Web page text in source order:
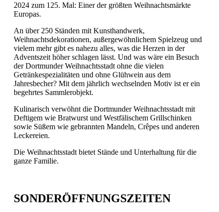
2024 zum 125. Mal: Einer der größten Weihnachtsmärkte
Europas.
An über 250 Ständen mit Kunsthandwerk,
Weihnachtsdekorationen, außergewöhnlichem Spielzeug und
vielem mehr gibt es nahezu alles, was die Herzen in der
Adventszeit höher schlagen lässt. Und was wäre ein Besuch
der Dortmunder Weihnachtsstadt ohne die vielen
Getränkespezialitäten und ohne Glühwein aus dem
Jahresbecher? Mit dem jährlich wechselnden Motiv ist er ein
begehrtes Sammlerobjekt.
Kulinarisch verwöhnt die Dortmunder Weihnachtsstadt mit
Deftigem wie Bratwurst und Westfälischem Grillschinken
sowie Süßem wie gebrannten Mandeln, Crêpes und anderen
Leckereien.
Die Weihnachtsstadt bietet Stände und Unterhaltung für die
ganze Familie.
SONDERÖFFNUNGSZEITEN